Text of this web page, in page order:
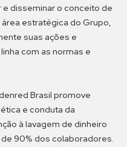
disseminar o conceito de
estratégica do Grupo,
suas ações e
com as normas e
Brasil promove
e conduta da
à lavagem de dinheiro
90% dos colaboradores.